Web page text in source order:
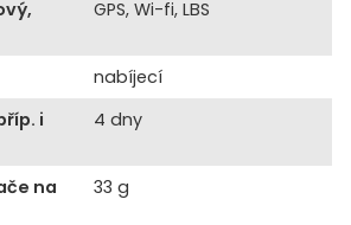
GPS, Wi-fi, LBS
nabíjecí
i
4 dny
na
33 g